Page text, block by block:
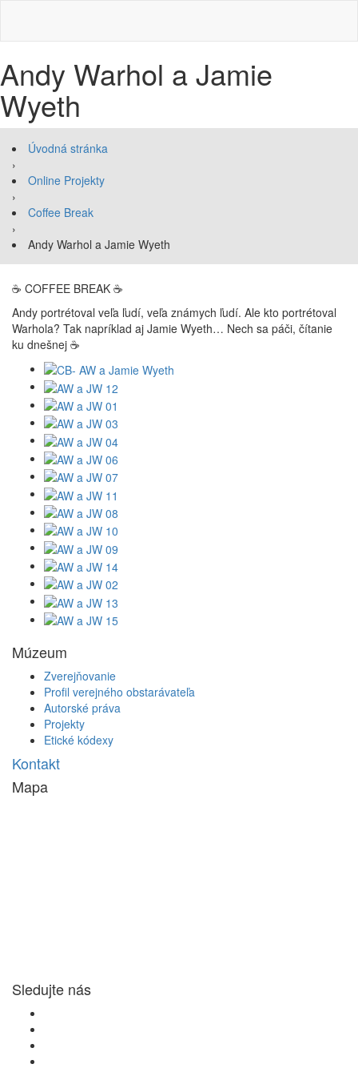
Andy Warhol a Jamie
Wyeth
Úvodná stránka
›
Online Projekty
›
Coffee Break
›
Andy Warhol a Jamie Wyeth
☕️ COFFEE BREAK ☕️
Andy portrétoval veľa ľudí, veľa známych ľudí. Ale kto portrétoval
Warhola? Tak napríklad aj Jamie Wyeth… Nech sa páči, čítanie
ku dnešnej ☕️
Múzeum
Zverejňovanie
Profil verejného obstarávateľa
Autorské práva
Projekty
Etické kódexy
Kontakt
Mapa
Sledujte nás